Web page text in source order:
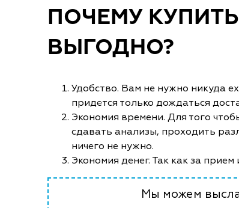
ПОЧЕМУ
ВЫГОДНО?
Удобство. Вам не нужно никуда
придется только дождаться
Экономия времени. Для того
сдавать анализы, проходить
ничего не нужно.
Экономия денег. Так как за
Мы можем